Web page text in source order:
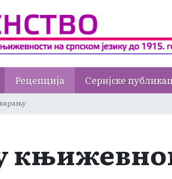
Рецепција Серијске